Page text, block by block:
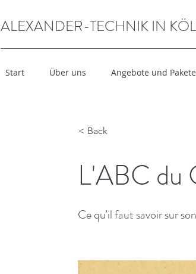
ALEXANDER-TECHNIK IN
Start Über uns Angebote und Pakete
< Back
L'ABC du
Ce qu'il faut savoir sur